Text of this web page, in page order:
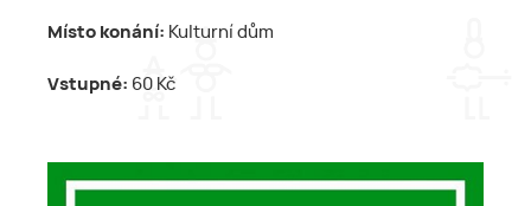
Místo konání: Kulturní dům
Vstupné: 60 Kč